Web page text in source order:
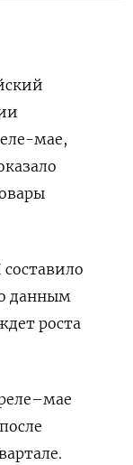
мае,
данным
роста